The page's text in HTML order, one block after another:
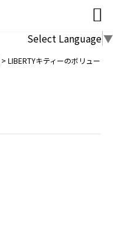

Select Language▼
> LIBERTYキティーのボリュー